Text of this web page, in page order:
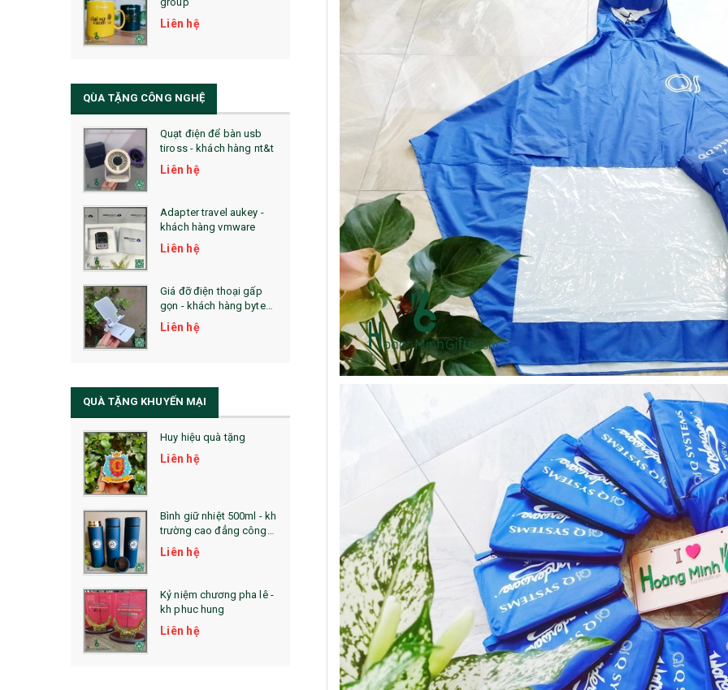
31. TÚI VẢI KHÔNG DỆT
33. MŨ LƯỠI TRAI
36. QUẠT NHỰA QUẢNG CÁO
QUÀ TẶNG KHUYẾN MẠI
QUÀ TẶNG SX NHANH
QUÀ TẶNG HỘI THẢO
QUÀ TẶNG CÔNG NGHỆ
SẢN PHẨM ĐÃ THỰC HIỆN
QUÀ TẶNG SỨC KHỎE
La Fonte
Sổ Sạc Đa Năng
Sổ Lò Xo
Liên hệ Liên hệ
Liên hệ
QÙA TẶNG CÔNG NGHỆ
Quạt điện để bàn usb
tiross - khách hàng nt&t
Liên hệ
Adapter travel aukey -
khách hàng vmware
Liên hệ
Giá đỡ điện thoại gấp
gọn - khách hàng byte
plus
Liên hệ
Đế để ipad remax rm
600 in logo theo yêu cầu
Liên hệ
Bộ quà tặng công nghệ
baseus - khách hàng
alphare
Liên hệ
Lót chuột in logo -
khách hàng vtc online
Liên hệ
Chuột không dây 2.4g
hoco gm14 - cscv2025
Liên hệ
Pin sạc hoco j108 -
khách hàng nt&t
Liên hệ
Lót chuột in logo -
khách hàng commvault
Liên hệ
QUÀ TẶNG KHUYẾN MẠI
Huy hiệu quà tặng
Liên hệ
Bình giữ nhiệt 500ml - kh
trường cao đẳng công
nghệ bách khoa hà nội
Liên hệ
Kỷ niệm chương pha lê -
kh phuc hung
Liên hệ
Cốc sứ - khách hàng sun
group
Liên hệ
Pin sạc dự phòng hoco
j82 10.000mah - khách
hàng nam thắng
Liên hệ
Ô gấp 3 bán tự động -
kh viags
Liên hệ
Bình thủy tinh lọc trà -
khách hàng div
Liên hệ
Bình nước thủy tinh có
dây xách
Liên hệ
Cốc giữ nhiệt 500ml
Liên hệ